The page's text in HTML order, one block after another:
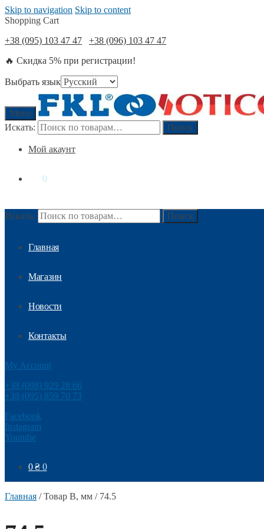
Skip to navigation Skip to content
Shopping Cart
+38 (095) 103 47 47
+38 (096) 103 47 47
🔥 Скидка 5% при регистрации!
Выбрать язык
Menu
Искать:
Поиск
Мой акаунт
0
Искать: Поиск
Главная
Магазин
Новости
Контакты
My Account
+38 (098) 929 28 66
+38 (095) 859 70 73
Facebook
Instagram
Youtube
0₴ 0
Главная /Товар B, мм / 74.5